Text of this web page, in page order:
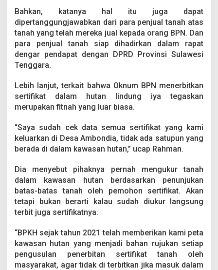
a
n
a
h
Bahkan, katanya hal itu juga dapat
dipertanggungjawabkan dari para penjual tanah atas
tanah yang telah mereka jual kepada orang BPN. Dan
para penjual tanah siap dihadirkan dalam rapat
dengar pendapat dengan DPRD Provinsi Sulawesi
Tenggara.
Lebih lanjut, terkait bahwa Oknum BPN menerbitkan
sertifikat dalam hutan lindung iya tegaskan
merupakan fitnah yang luar biasa.
“Saya sudah cek data semua sertifikat yang kami
keluarkan di Desa Ambondia, tidak ada satupun yang
berada di dalam kawasan hutan,” ucap Rahman.
Dia menyebut pihaknya pernah mengukur tanah
dalam kawasan hutan berdasarkan penunjukan
batas-batas tanah oleh pemohon sertifikat. Akan
tetapi bukan berarti kalau sudah diukur langsung
terbit juga sertifikatnya.
“BPKH sejak tahun 2021 telah memberikan kami peta
kawasan hutan yang menjadi bahan rujukan setiap
pengusulan penerbitan sertifikat tanah oleh
masyarakat, agar tidak di terbitkan jika masuk dalam